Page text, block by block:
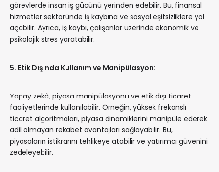
görevlerde insan iş gücünü yerinden edebilir. Bu, finansal
hizmetler sektöründe iş kaybına ve sosyal eşitsizliklere yol
açabilir. Ayrıca, iş kaybı, çalışanlar üzerinde ekonomik ve
psikolojik stres yaratabilir.
5. Etik Dışında Kullanım ve Manipülasyon:
Yapay zekâ, piyasa manipülasyonu ve etik dışı ticaret
faaliyetlerinde kullanılabilir. Örneğin, yüksek frekanslı
ticaret algoritmaları, piyasa dinamiklerini manipüle ederek
adil olmayan rekabet avantajları sağlayabilir. Bu,
piyasaların istikrarını tehlikeye atabilir ve yatırımcı güvenini
zedeleyebilir.